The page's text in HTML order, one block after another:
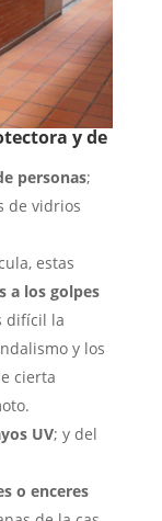
y de
personas;
de vidrios
estas
a los golpes
difícil la
y los
cierta
UV; y del
o enceres